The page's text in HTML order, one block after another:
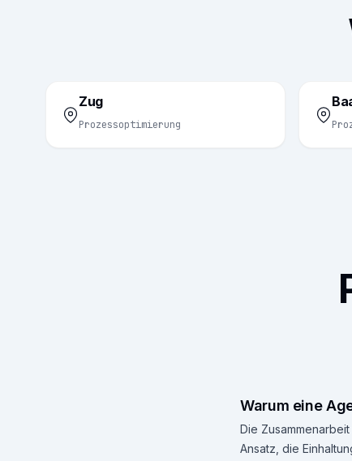
Zug
Prozessoptimierung
Warum eine
Die
Ansatz, die